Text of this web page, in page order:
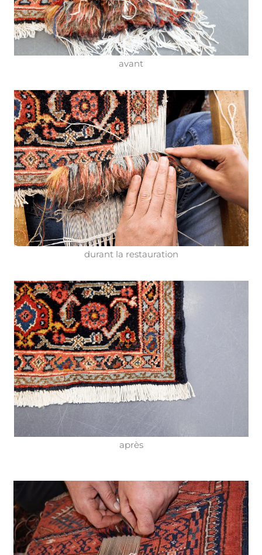
avant
durant la restauration
après